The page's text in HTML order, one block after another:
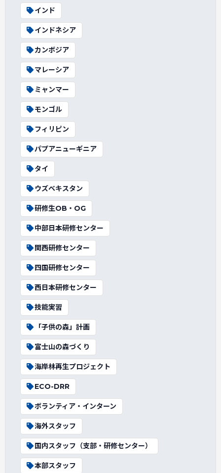
インド
インドネシア
カンボジア
マレーシア
ミャンマー
モンゴル
フィリピン
パプアニューギニア
タイ
ウズベキスタン
研修生OB・OG
中部日本研修センター
関西研修センター
四国研修センター
西日本研修センター
技能実習
「子供の森」計画
富士山の森づくり
海岸林再生プロジェクト
ECO-DRR
ボランティア・インターン
海外スタッフ
国内スタッフ（支部・研修センター）
本部スタッフ